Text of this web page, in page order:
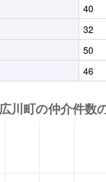
40
32
50
46